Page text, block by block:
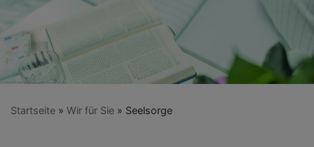
Startseite Wir für Sie Seelsorge